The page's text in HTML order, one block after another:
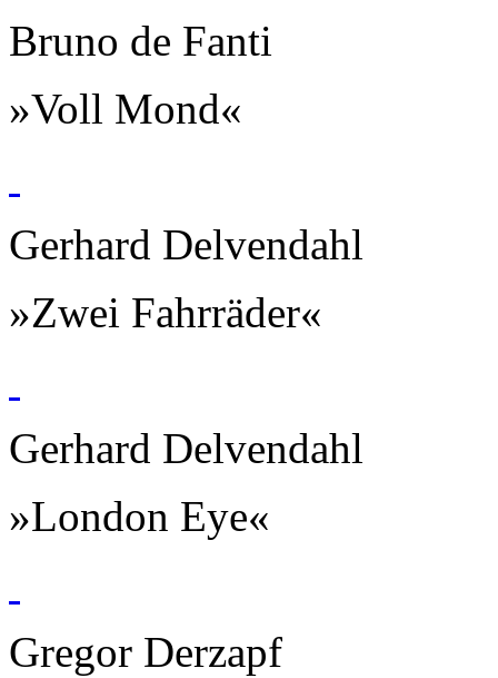
Bruno de Fanti
»Voll Mond«
Gerhard Delvendahl
»Zwei Fahrräder«
Gerhard Delvendahl
»London Eye«
Gregor Derzapf